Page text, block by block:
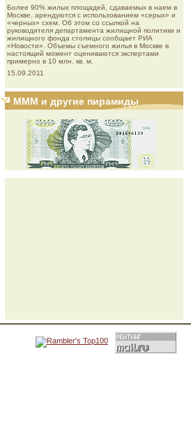
Более 90% жилых площадей, сдаваемых в наем в
Москве, арендуются с использованием «серых» и
«черных» схем. Об этом со ссылкой на
руководителя департамента жилищной политики и
жилищного фонда столицы сообщает РИА
«Новости». Объемы съемного жилья в Москве в
настоящий момент оцениваются экспертами
примерно в 10 млн. кв. м.
15.09.2011
МММ и другие пирамиды